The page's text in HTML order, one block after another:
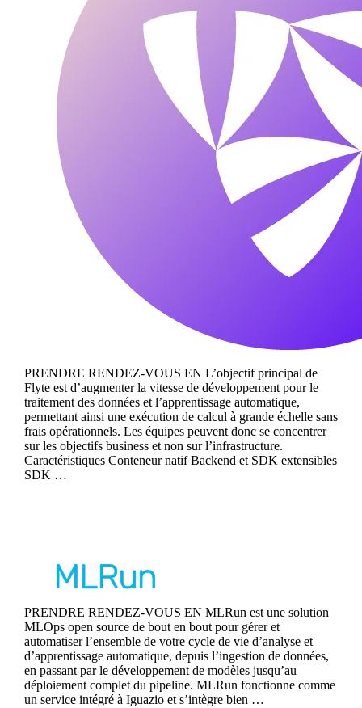
PRENDRE RENDEZ-VOUS EN L’objectif principal de
Flyte est d’augmenter la vitesse de développement pour le
traitement des données et l’apprentissage automatique,
permettant ainsi une exécution de calcul à grande échelle sans
frais opérationnels. Les équipes peuvent donc se concentrer
sur les objectifs business et non sur l’infrastructure.
Caractéristiques Conteneur natif Backend et SDK extensibles
SDK …
PRENDRE RENDEZ-VOUS EN MLRun est une solution
MLOps open source de bout en bout pour gérer et
automatiser l’ensemble de votre cycle de vie d’analyse et
d’apprentissage automatique, depuis l’ingestion de données,
en passant par le développement de modèles jusqu’au
déploiement complet du pipeline. MLRun fonctionne comme
un service intégré à Iguazio et s’intègre bien …